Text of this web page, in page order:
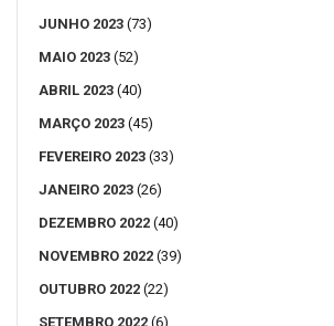
JUNHO 2023 (73)
MAIO 2023 (52)
ABRIL 2023 (40)
MARÇO 2023 (45)
FEVEREIRO 2023 (33)
JANEIRO 2023 (26)
DEZEMBRO 2022 (40)
NOVEMBRO 2022 (39)
OUTUBRO 2022 (22)
SETEMBRO 2022 (6)